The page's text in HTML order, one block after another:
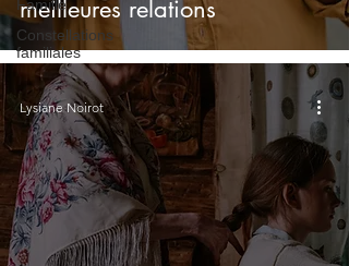
Famille
Constellations
familiales
meilleures relations
Lysiane Noirot